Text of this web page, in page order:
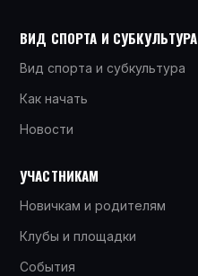
ВИД СПОРТА И СУБКУЛЬТУРА
Вид спорта и субкультура
Как начать
Новости
УЧАСТНИКАМ
Новичкам и родителям
Клубы и площадки
События